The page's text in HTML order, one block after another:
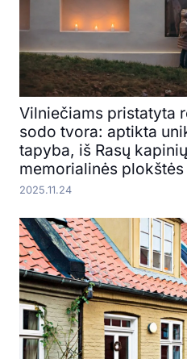
Vilniečiams pristatyta
sodo tvora: aptikta
tapyba, iš Rasų
memorialinės plokštės
2025.11.24